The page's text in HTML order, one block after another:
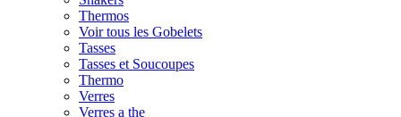
Thermos
Voir tous les Gobelets
Tasses
Tasses et Soucoupes
Thermo
Verres
Verres a the